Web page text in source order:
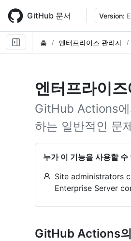
main
content
GitHub 문서 Version:
홈 엔터프라이즈 관리자
엔터프라이
GitHub Actions
하는 일반적인 문
누가 이 기능을 사용할 수
Site administrators
Enterprise Server
GitHub Actions